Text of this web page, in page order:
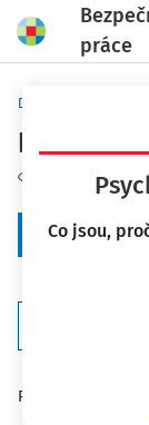
práce
Co jsou,
Domů
pracovní
Sledovat téma
+ Zobrazit
Počet